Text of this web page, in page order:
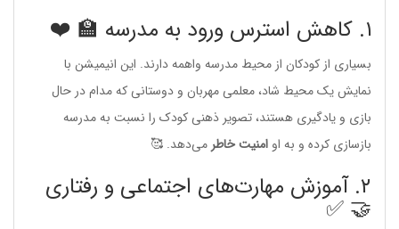
بسیاری از کودکان از محیط مدرسه واهمه دارند. این انیمیشن با
نمایش یک محیط شاد، معلمی مهربان و دوستانی که مدام در حال
بازی و یادگیری هستند، تصویر ذهنی کودک را نسبت به مدرسه
بازسازی کرده و به او امنیت خاطرمی‌دهد. 🥰
۲. آموزش مهارت‌های اجتماعی و رفتاری
🤝 ✅